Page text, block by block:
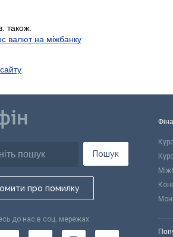
також:
валют на міжбанку
Пошук
про помилку
до нас в соц. мережах: